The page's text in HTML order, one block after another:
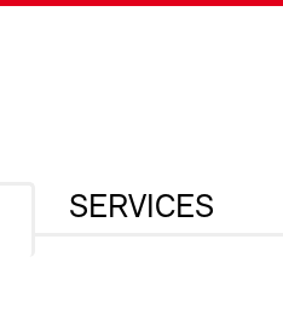
SERVICES